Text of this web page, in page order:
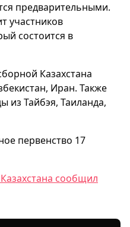
предварительными.
участников
состоится в
Казахстана
Иран. Также
из Тайбэя, Таиланда,
первенство 17
сообщил